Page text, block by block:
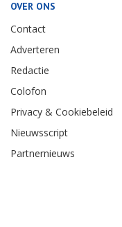
OVER ONS
Contact
Adverteren
Redactie
Colofon
Privacy & Cookiebeleid
Nieuwsscript
Partnernieuws